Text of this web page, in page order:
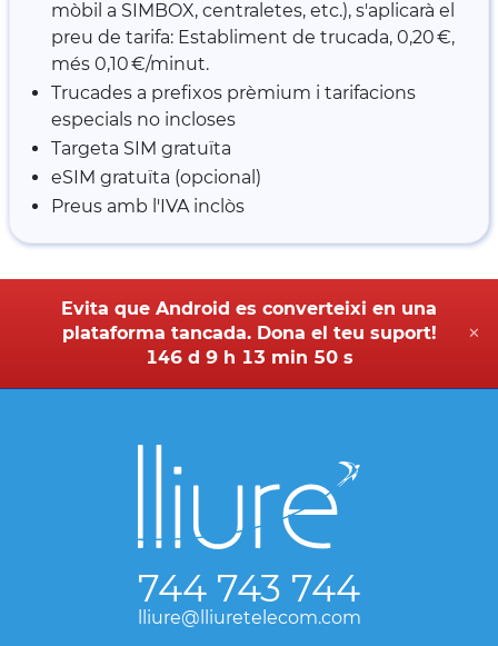
mòbil a SIMBOX, centraletes, etc.), s'aplicarà el
preu de tarifa: Establiment de trucada, 0,20 €,
més 0,10 €/minut.
Trucades a prefixos prèmium i tarifacions
especials no incloses
Targeta SIM gratuïta
eSIM gratuïta (opcional)
Preus amb l'IVA inclòs
Evita que Android es converteixi en una
plataforma tancada. Dona el teu suport!
146 d 9 h 13 min 50 s
✕
744 743 744
lliure@lliuretelecom.com